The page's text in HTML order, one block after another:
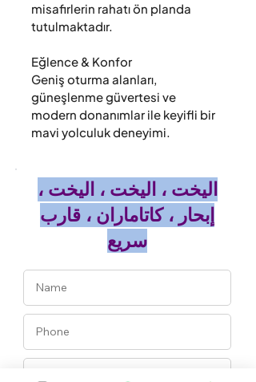
misafirlerin rahatı ön planda
tutulmaktadır.
Eğlence & Konfor
Geniş oturma alanları,
güneşlenme güvertesi ve
modern donanımlar ile keyifli bir
mavi yolculuk deneyimi.
اليخت ، اليخت ، اليخت ،
إبحار ، كاتاماران ، قارب
سريع